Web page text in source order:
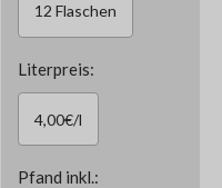
12 Flaschen
Literpreis:
4,00€/l
Pfand inkl.: